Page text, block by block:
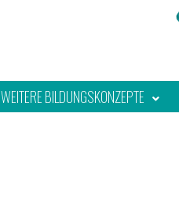
WEITERE BILDUNGSKONZEPTE